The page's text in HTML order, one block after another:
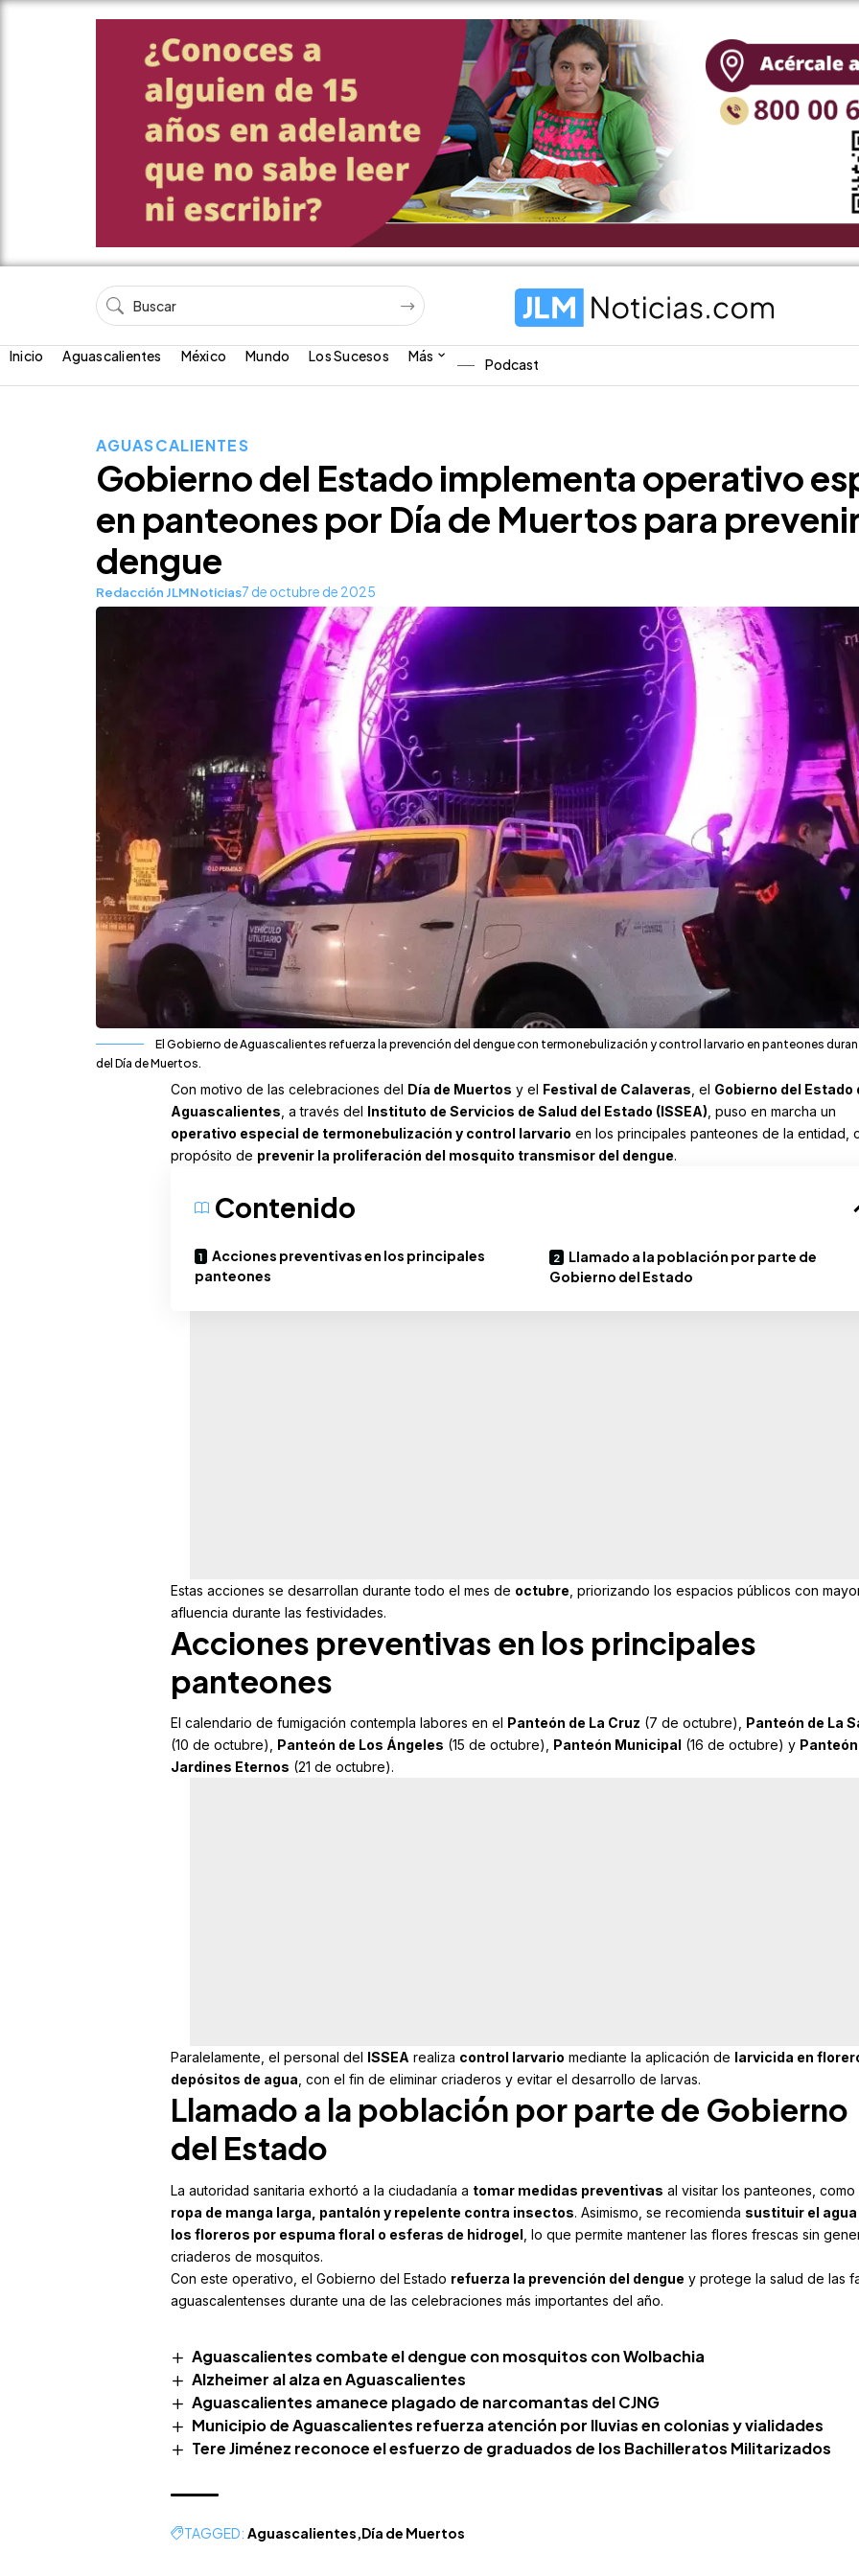
Inicio Aguascalientes México Mundo Los Sucesos Más Podcast
AGUASCALIENTES
Gobierno del Estado implementa operativo
en panteones por Día de Muertos para
dengue
Redacción JLMNoticias7 de octubre de 2025
El Gobierno de Aguascalientes refuerza la prevención del dengue con termonebulización y control larvario en panteones
del Día de Muertos.
Con motivo de las celebraciones del Día de Muertos y el Festival de Calaveras , el Gobierno del Estado
Aguascalientes , a través del Instituto de Servicios de Salud del Estado (ISSEA) , puso en marcha un
operativo especial de termonebulización y control larvario en los principales panteones de la entidad,
propósito de prevenir la proliferación del mosquito transmisor del dengue.
Contenido
Acciones preventivas en los principales
panteones
Llamado a la población por parte de
Gobierno del Estado
Estas acciones se desarrollan durante todo el mes de octubre , priorizando los espacios públicos con
afluencia durante las festividades.
Acciones preventivas en los principales
panteones
El calendario de fumigación contempla labores en el Panteón de La Cruz (7 de octubre), Panteón de La
(10 de octubre), Panteón de Los Ángeles (15 de octubre), Panteón Municipal (16 de octubre) y Panteón
Jardines Eternos (21 de octubre).
Paralelamente, el personal del ISSEA realiza control larvario mediante la aplicación de larvicida en
depósitos de agua , con el fin de eliminar criaderos y evitar el desarrollo de larvas.
Llamado a la población por parte de Gobierno
del Estado
La autoridad sanitaria exhortó a la ciudadanía a tomar medidas preventivas al visitar los panteones, como
ropa de manga larga, pantalón y repelente contra insectos. Asimismo, se recomienda sustituir el agua
los floreros por espuma floral o esferas de hidrogel , lo que permite mantener las flores frescas sin
criaderos de mosquitos.
Con este operativo, el Gobierno del Estado refuerza la prevención del dengue y protege la salud de las
aguascalentenses durante una de las celebraciones más importantes del año.
Aguascalientes combate el dengue con mosquitos con Wolbachia
Alzheimer al alza en Aguascalientes
Aguascalientes amanece plagado de narcomantas del CJNG
Municipio de Aguascalientes refuerza atención por lluvias en colonias y vialidades
Tere Jiménez reconoce el esfuerzo de graduados de los Bachilleratos Militarizados
TAGGED: Aguascalientes Día de Muertos